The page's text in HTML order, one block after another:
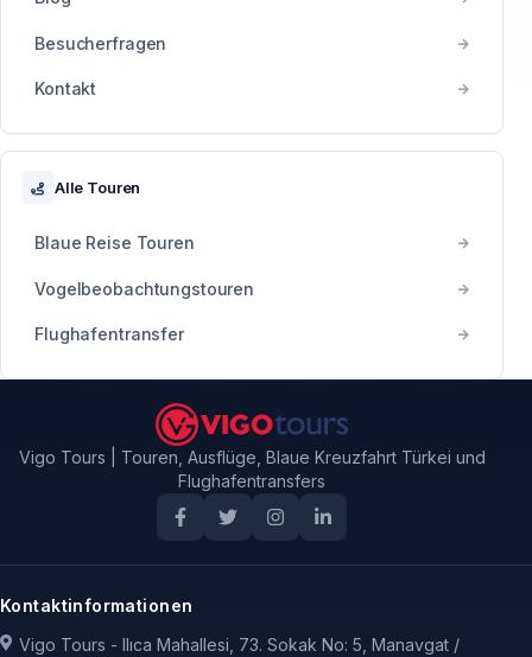
Besucherfragen
Kontakt
Alle Touren
Blaue Reise Touren
Vogelbeobachtungstouren
Flughafentransfer
Vigo Tours | Touren, Ausflüge, Blaue Kreuzfahrt Türkei und
Flughafentransfers
Kontaktinformationen
Vigo Tours - Ilıca Mahallesi, 73. Sokak No: 5, Manavgat /